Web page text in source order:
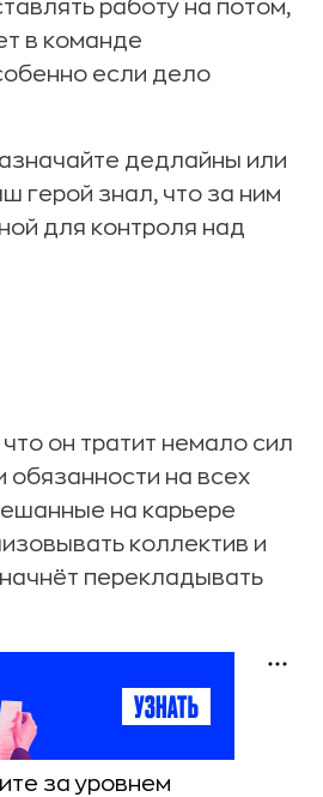
работу на потом,
в команде
если дело
дедлайны или
герой знал, что за ним
для контроля над
он тратит немало сил
обязанности на всех
на карьере
коллектив и
перекладывать
за уровнем